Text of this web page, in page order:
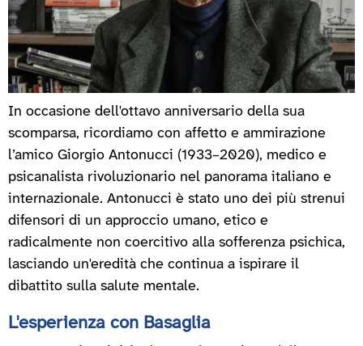
In occasione dell'ottavo anniversario della sua
scomparsa, ricordiamo con affetto e ammirazione
l’amico Giorgio Antonucci (1933–2020), medico e
psicanalista rivoluzionario nel panorama italiano e
internazionale. Antonucci è stato uno dei più strenui
difensori di un approccio umano, etico e
radicalmente non coercitivo alla sofferenza psichica,
lasciando un'eredità che continua a ispirare il
dibattito sulla salute mentale.
L'esperienza con Basaglia